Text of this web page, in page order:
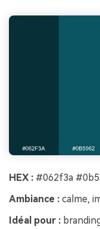
HEX : #062f3a
Ambiance : calme,
Idéal pour :